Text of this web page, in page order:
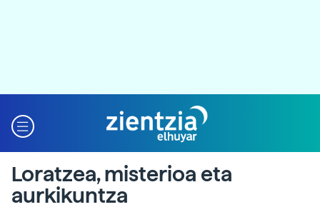
Loratzea, misterioa eta
aurkikuntza